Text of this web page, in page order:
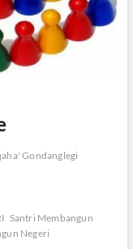
Gondanglegi
Santri Membangun
Negeri